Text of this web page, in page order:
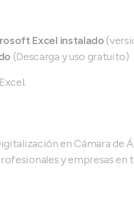
Excel instalado
(Descarga y uso gratuito)
en Cámara de
y empresas en